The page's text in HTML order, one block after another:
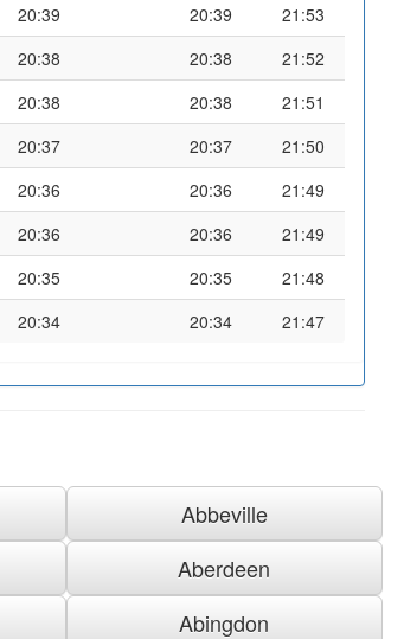
20:39 20:39
21:53
20:38 20:38
21:52
20:38 20:38
21:51
20:37 20:37
21:50
20:36 20:36
21:49
20:36 20:36
21:49
20:35 20:35
21:48
20:34 20:34 21:47
Abbeville
Aberdeen
Abingdon